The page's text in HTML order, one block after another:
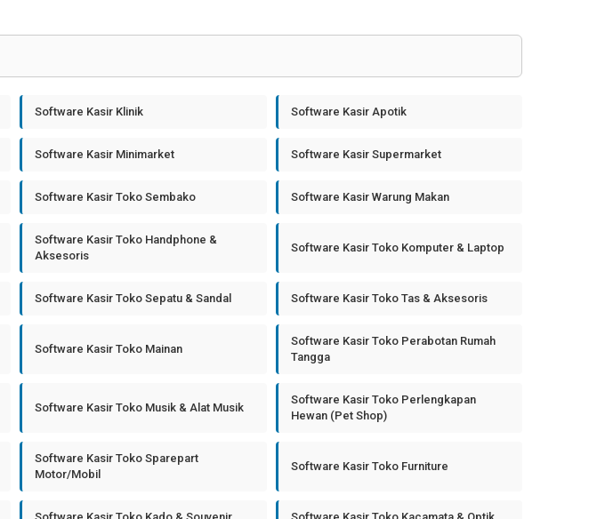
Software Kasir Klinik Software Kasir Apotik
Software Kasir Minimarket Software Kasir Supermarket
Software Kasir Toko Sembako Software Kasir Warung Makan
Software Kasir Toko Handphone &
Aksesoris
Software Kasir Toko Komputer & Laptop
Software Kasir Toko Sepatu & Sandal Software Kasir Toko Tas & Aksesoris
Software Kasir Toko Mainan
Software Kasir Toko Perabotan Rumah
Tangga
Software Kasir Toko Musik & Alat Musik
Software Kasir Toko Perlengkapan
Hewan (Pet Shop)
Software Kasir Toko Sparepart
Motor/Mobil
Software Kasir Toko Furniture